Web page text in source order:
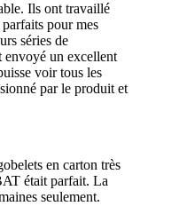
Ils ont travaillé
pour mes
séries de
envoyé un excellent
voir tous les
par le produit et
en carton très
était parfait. La
seulement.